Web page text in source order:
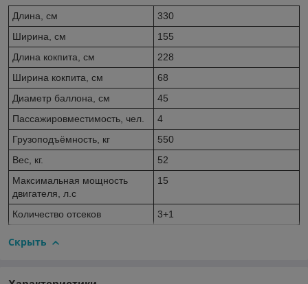
Длина, см
330
Ширина, см
155
Длина кокпита, см
228
Ширина кокпита, см
68
Диаметр баллона, см
45
Пассажировместимость, чел.
4
Грузоподъёмность, кг
550
Вес, кг.
52
Максимальная мощность
двигателя, л.с
15
Количество отсеков 3+1
Скрыть